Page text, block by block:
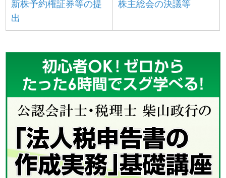
新株予約権証券等の提
出
株主総会の決議等